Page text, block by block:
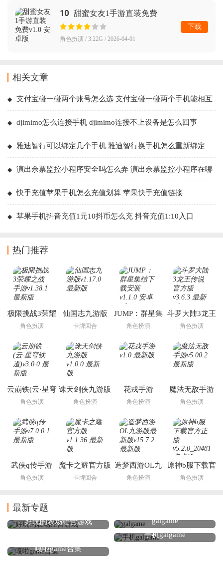
10 甜蜜女友1手游直装免费
角色扮演 / 3.22G / 2026-04-01
下载
相关文章
支付宝碰一碰两个账号怎么选 支付宝碰一碰两个手机能相互
djimimo怎么连接手机 djimimo连接不上设备是怎么回事
雅迪智行可以绑定几个手机 雅迪智行换手机怎么重新绑定
演出余票监控小程序安全吗怎么弄 演出余票监控小程序在哪
快手充值苹果手机怎么充值划算 苹果快手充值链接
苹果手机抖音充值1元10抖币怎么充 抖音充值1:10入口
热门推荐
极限挑战3荣耀
之战手游
角色扮演
仙国志九游版
卡牌回合
JUMP：群星集
结下载安装
角色扮演
斗罗大陆3龙王
传说官方版
角色扮演
云崩铁(云·星穹
铁道)
角色扮演
诛天剑侠九游版
角色扮演
花戎手游
角色扮演
魔法无敌手游
角色扮演
武侠q传手游
角色扮演
魔卡之耀官方版
卡牌回合
造梦西游OL九
游版最新版
角色扮演
原神b服下载官
方正版
角色扮演
最新专题
好玩的农场经营游戏
galgame
手机galgame
嘎啦game合集